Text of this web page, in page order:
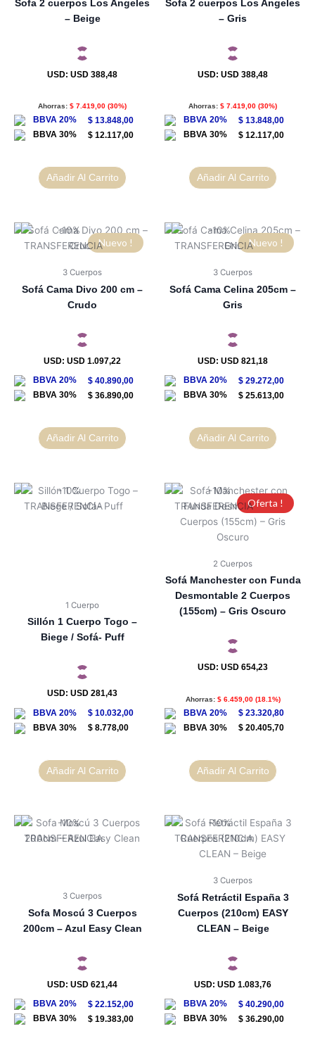
Sofa 2 cuerpos Los Angeles
– Beige
USD: USD 388,48
Ahorras: $ 7.419,00 (30%)
$ 13.848,00
$ 12.117,00
Añadir Al Carrito
Sofa 2 cuerpos Los Angeles
– Gris
USD: USD 388,48
Ahorras: $ 7.419,00 (30%)
$ 13.848,00
$ 12.117,00
Añadir Al Carrito
Nuevo !
3 Cuerpos
Sofá Cama Divo 200 cm –
Crudo
USD: USD 1.097,22
$ 40.890,00
$ 36.890,00
Añadir Al Carrito
Nuevo !
3 Cuerpos
Sofá Cama Celina 205cm –
Gris
USD: USD 821,18
$ 29.272,00
$ 25.613,00
Añadir Al Carrito
1 Cuerpo
Sillón 1 Cuerpo Togo –
Biege / Sofá- Puff
USD: USD 281,43
$ 10.032,00
$ 8.778,00
Añadir Al Carrito
Oferta !
2 Cuerpos
Sofá Manchester con Funda
Desmontable 2 Cuerpos
(155cm) – Gris Oscuro
USD: USD 654,23
Ahorras: $6.459,00 (18.1%)
$ 23.320,80
$ 20.405,70
Añadir Al Carrito
3 Cuerpos
Sofa Moscú 3 Cuerpos
200cm – Azul Easy Clean
USD: USD 621,44
$ 22.152,00
$ 19.383,00
3 Cuerpos
Sofá Retráctil España 3
Cuerpos (210cm) EASY
CLEAN – Beige
USD: USD 1.083,76
$ 40.290,00
$ 36.290,00